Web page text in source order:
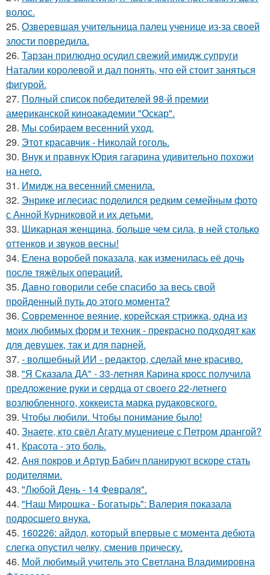
волос.
25. Озверевшая учительница палец ученице из-за своей
злости повредила.
26. Тарзан прилюдно осудил свежий имидж супруги
Наталии королевой и дал понять, что ей стоит заняться
фигурой.
27. Полный список победителей 98-й премии
американской киноакадемии "Оскар".
28. Мы собираем весенний уход.
29. Этот красавчик - Николай гоголь.
30. Внук и правнук Юрия гагарина удивительно похожи
на него.
31. Имидж на весенний сменила.
32. Энрике иглесиас поделился редким семейным фото
с Анной Курниковой и их детьми.
33. Шикарная женщина, больше чем сила, в ней столько
оттенков и звуков весны!
34. Елена воробей показала, как изменилась её дочь
после тяжёлых операций.
35. Давно говорили себе спасибo за весь свой
пройденный путь до этого момента?
36. Современное веяние, корейская стрижка, одна из
моих любимых форм и техник - прекрасно подходят как
для девушек, так и для парней.
37. - волшебный ИИ - редактор, сделай мне красиво.
38. "Я Сказала ДА" - 33-летняя Карина кросс получила
предложение руки и сердца от своего 22-летнего
возлюбленного, хоккеиста марка рудаковского.
39. Чтобы любили. Чтобы понимание было!
40. Знаете, кто свёл Агату муцениеце с Петром дрангой?
41. Красота - это боль.
42. Аня покров и Артур Бабич планируют вскоре стать
родителями.
43. "Любой День - 14 Февраля".
44. "Наш Мирошка - Богатырь": Валерия показала
подросшего внука.
45. 160226: айдол, который впервые с момента дебюта
слегка опустил челку, сменив прическу.
46. Мой любимый учитель это Светлана Владимировна